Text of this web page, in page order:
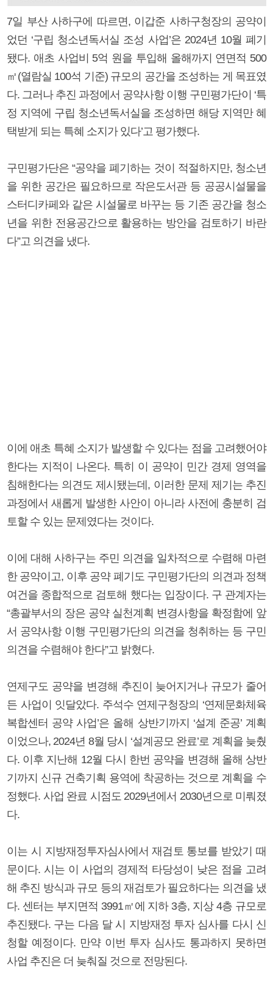
7일 부산 사하구에 따르면, 이갑준 사하구청장의 공약이
었던 ‘구립 청소년독서실 조성 사업’은 2024년 10월 폐기
됐다. 애초 사업비 5억 원을 투입해 올해까지 연면적 500
㎡(열람실 100석 기준) 규모의 공간을 조성하는 게 목표였
다. 그러나 추진 과정에서 공약사항 이행 구민평가단이 ‘특
정 지역에 구립 청소년독서실을 조성하면 해당 지역만 혜
택받게 되는 특혜 소지가 있다’고 평가했다.
구민평가단은 “공약을 폐기하는 것이 적절하지만, 청소년
을 위한 공간은 필요하므로 작은도서관 등 공공시설물을
스터디카페와 같은 시설물로 바꾸는 등 기존 공간을 청소
년을 위한 전용공간으로 활용하는 방안을 검토하기 바란
다”고 의견을 냈다.
이에 애초 특혜 소지가 발생할 수 있다는 점을 고려했어야
한다는 지적이 나온다. 특히 이 공약이 민간 경제 영역을
침해한다는 의견도 제시됐는데, 이러한 문제 제기는 추진
과정에서 새롭게 발생한 사안이 아니라 사전에 충분히 검
토할 수 있는 문제였다는 것이다.
이에 대해 사하구는 주민 의견을 일차적으로 수렴해 마련
한 공약이고, 이후 공약 폐기도 구민평가단의 의견과 정책
여건을 종합적으로 검토해 했다는 입장이다. 구 관계자는
“총괄부서의 장은 공약 실천계획 변경사항을 확정함에 앞
서 공약사항 이행 구민평가단의 의견을 청취하는 등 구민
의견을 수렴해야 한다”고 밝혔다.
연제구도 공약을 변경해 추진이 늦어지거나 규모가 줄어
든 사업이 잇달았다. 주석수 연제구청장의 ‘연제문화체육
복합센터 공약 사업’은 올해 상반기까지 ‘설계 준공’ 계획
이었으나, 2024년 8월 당시 ‘설계공모 완료’로 계획을 늦췄
다. 이후 지난해 12월 다시 한번 공약을 변경해 올해 상반
기까지 신규 건축기획 용역에 착공하는 것으로 계획을 수
정했다. 사업 완료 시점도 2029년에서 2030년으로 미뤄졌
다.
이는 시 지방재정투자심사에서 재검토 통보를 받았기 때
문이다. 시는 이 사업의 경제적 타당성이 낮은 점을 고려
해 추진 방식과 규모 등의 재검토가 필요하다는 의견을 냈
다. 센터는 부지면적 3991㎡에 지하 3층, 지상 4층 규모로
추진됐다. 구는 다음 달 시 지방재정 투자 심사를 다시 신
청할 예정이다. 만약 이번 투자 심사도 통과하지 못하면
사업 추진은 더 늦춰질 것으로 전망된다.